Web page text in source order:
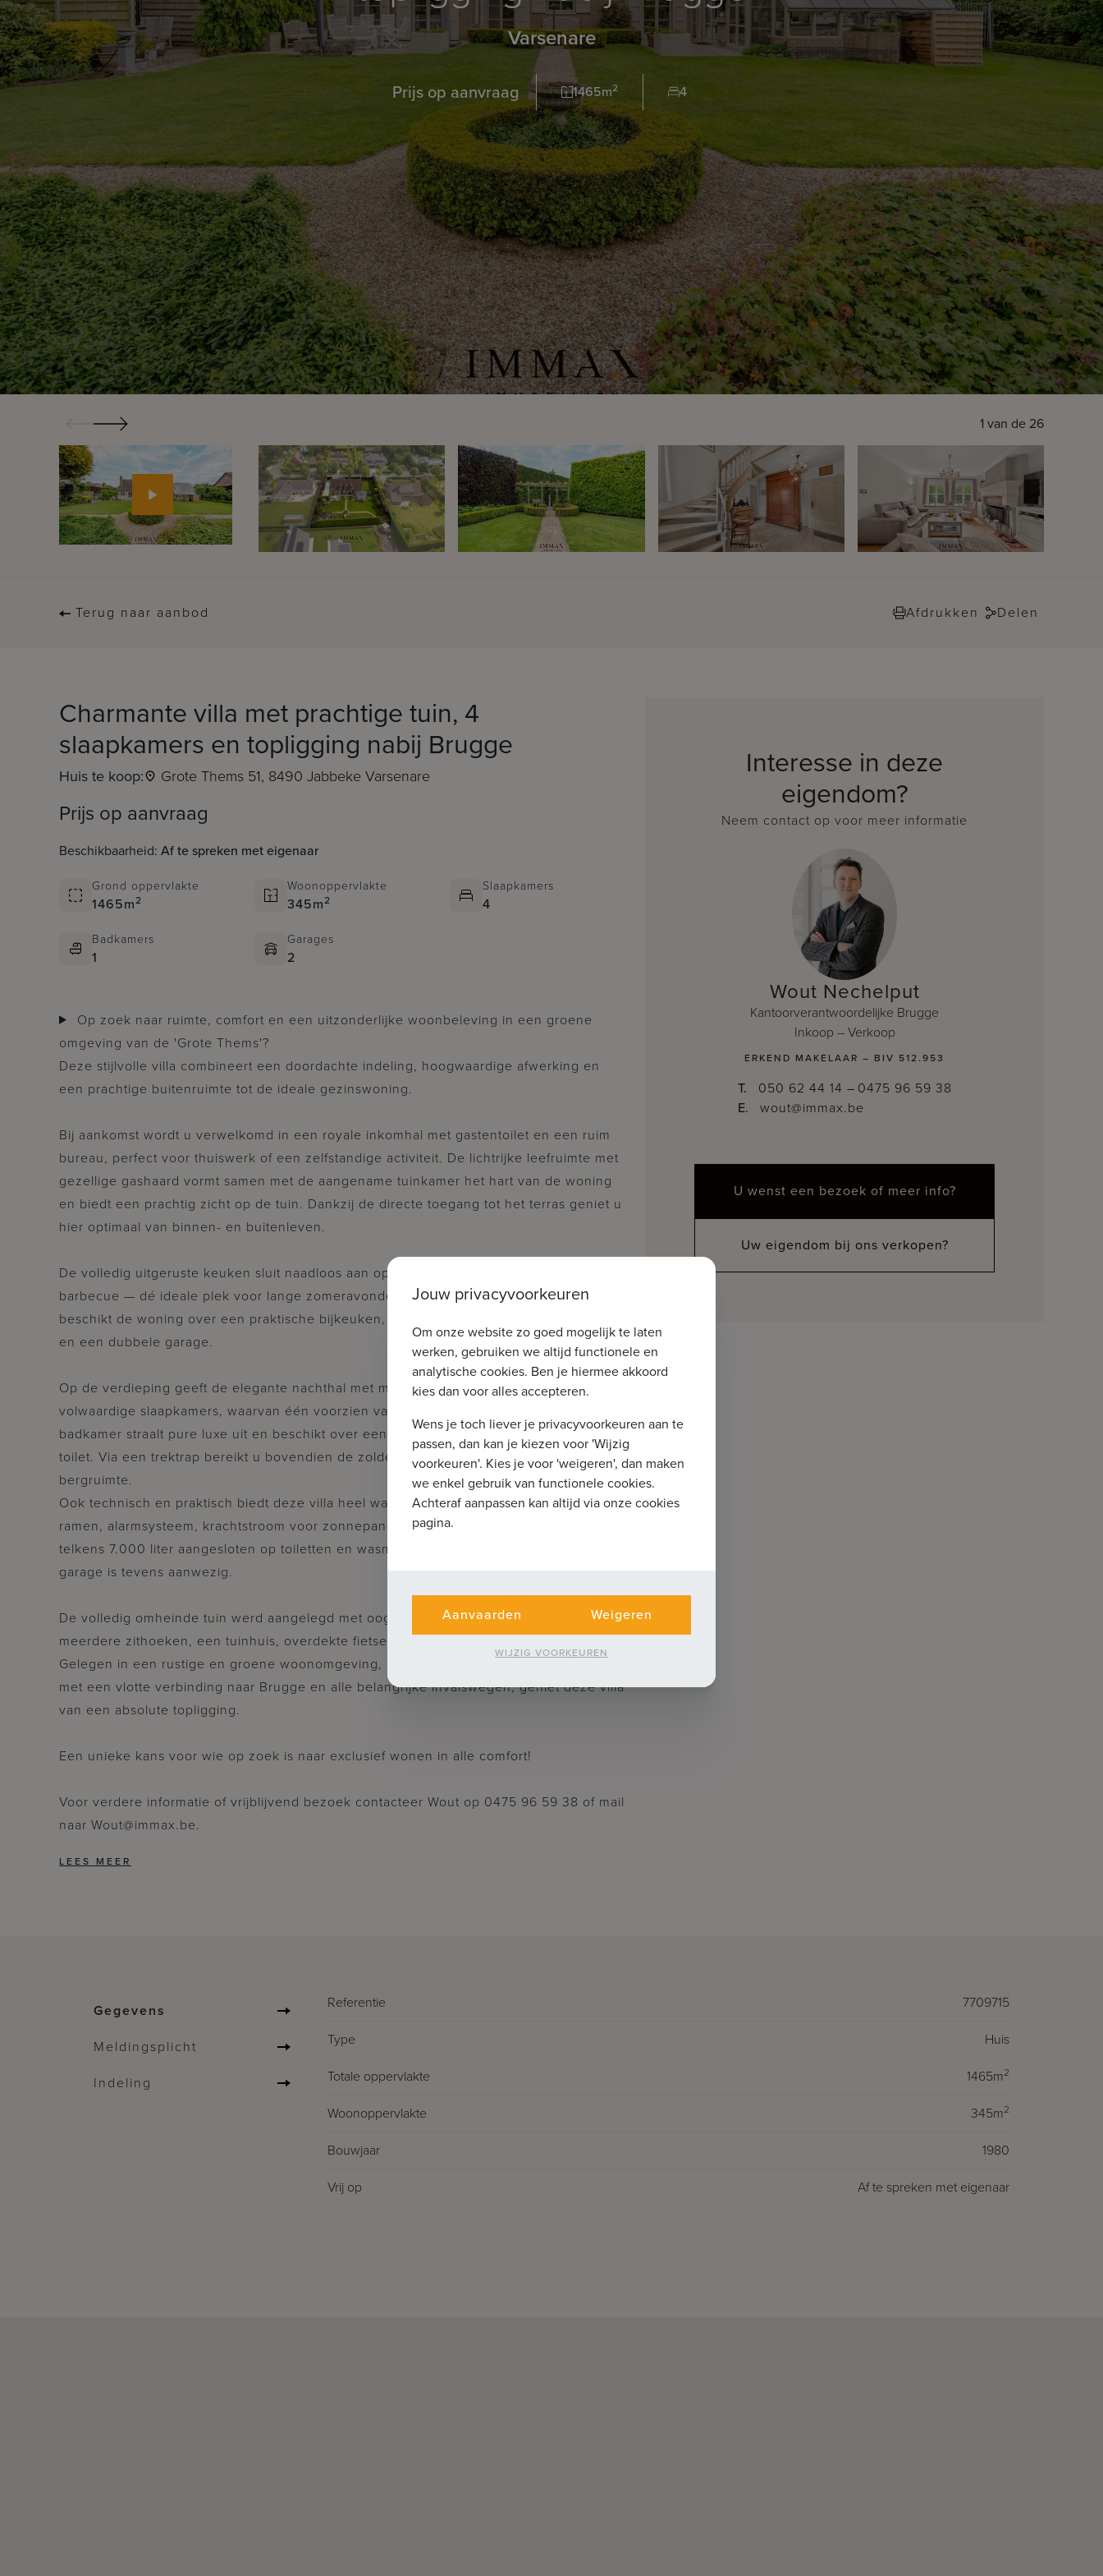
Varsenare
Prijs op aanvraag 1465m2 4
1 van de 26
Terug naar aanbod Afdrukken Delen
Charmante villa met prachtige tuin, 4
slaapkamers en topligging nabij Brugge
Huis te koop: Grote Thems 51, 8490 Jabbeke Varsenare
Prijs op aanvraag
Beschikbaarheid: Af te spreken met eigenaar
Grond oppervlakte
1465m2
Woonoppervlakte
345m2
Slaapkamers
4
Badkamers
1
Garages
2
omgeving van de 'Grote Thems'?
Deze stijlvolle villa combineert een doordachte indeling, hoogwaardige afwerking en
een prachtige buitenruimte tot de ideale gezinswoning.
Bij aankomst wordt u verwelkomd in een royale inkomhal met gastentoilet en een ruim
bureau, perfect voor thuiswerk of een zelfstandige activiteit. De lichtrijke leefruimte met
gezellige gashaard vormt samen met de aangename tuinkamer het hart van de woning
en biedt een prachtig zicht op de tuin. Dankzij de directe toegang tot het terras geniet u
hier optimaal van binnen- en buitenleven.
De volledig uitgeruste keuken sluit naadloos aan op het ruime zonneterras met vaste
barbecue — dé ideale plek voor lange zomeravonden met familie en vrienden. Verder
beschikt de woning over een praktische bijkeuken, aparte wasplaats met douche, kelder
en een dubbele garage.
Op de verdieping geeft de elegante nachthal met mezzanine toegang tot vier
volwaardige slaapkamers, waarvan één voorzien van wastafel. De recent vernieuwde
badkamer straalt pure luxe uit en beschikt over een jacuzzi, ruime inloopdouche en
toilet. Via een trektrap bereikt u bovendien de zolder met stahoogte, ideaal als extra
bergruimte.
Ook technisch en praktisch biedt deze villa heel wat troeven: houten luiken aan alle
ramen, alarmsysteem, krachtstroom voor zonnepanelen en twee regenwaterputten van
telkens 7.000 liter aangesloten op toiletten en wasmachine. Een dubbele inpandige
garage is tevens aanwezig.
De volledig omheinde tuin werd aangelegd met oog voor rust en gezelligheid, met
meerdere zithoeken, een tuinhuis, overdekte fietsenstalling en dubbele carport.
Gelegen in een rustige en groene woonomgeving, nabij scholen, winkels, recreatie en
met een vlotte verbinding naar Brugge en alle belangrijke invalswegen, geniet deze villa
van een absolute topligging.
Een unieke kans voor wie op zoek is naar exclusief wonen in alle comfort!
Voor verdere informatie of vrijblijvend bezoek contacteer Wout op 0475 96 59 38 of mail
naar Wout@immax.be.
Interesse in deze
eigendom?
Neem contact op voor meer informatie
Wout Nechelput
Kantoorverantwoordelijke Brugge
Inkoop – Verkoop
ERKEND MAKELAAR – BIV 512.953
T. 050 62 44 14 – 0475 96 59 38
E.
wout@immax.be
U wenst een bezoek of meer info?
Uw eigendom bij ons verkopen?
Gegevens
Meldingsplicht
Indeling
Referentie
7709715
Type
Huis
Totale oppervlakte
1465m2
Woonoppervlakte 345m2
Bouwjaar
1980
Vrij op
Af te spreken met eigenaar
Jouw privacyvoorkeuren
Om onze website zo goed mogelijk te laten
werken, gebruiken we altijd functionele en
analytische cookies. Ben je hiermee akkoord
kies dan voor alles accepteren.
Wens je toch liever je privacyvoorkeuren aan te
passen, dan kan je kiezen voor 'Wijzig
voorkeuren'. Kies je voor 'weigeren', dan maken
we enkel gebruik van functionele cookies.
Achteraf aanpassen kan altijd via onze cookies
pagina.
Aanvaarden Weigeren
WIJZIG VOORKEUREN